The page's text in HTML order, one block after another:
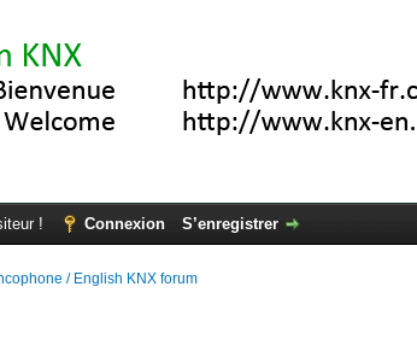
! Connexion S’enregistrer
/ English KNX forum